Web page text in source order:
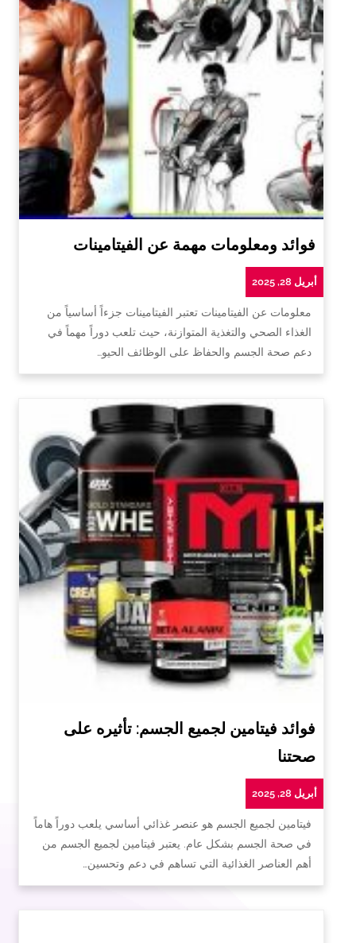
فوائد ومعلومات مهمة عن الفيتامينات
أبريل 28, 2025
معلومات عن الفيتامينات تعتبر الفيتامينات جزءاً أساسياً من
الغذاء الصحي والتغذية المتوازنة، حيث تلعب دوراً مهماً في
دعم صحة الجسم والحفاظ على الوظائف الحيو…
فوائد فيتامين لجميع الجسم: تأثيره على
صحتنا
أبريل 28, 2025
فيتامين لجميع الجسم هو عنصر غذائي أساسي يلعب دوراً هاماً
في صحة الجسم بشكل عام. يعتبر فيتامين لجميع الجسم من
أهم العناصر الغذائية التي تساهم في دعم وتحسين…